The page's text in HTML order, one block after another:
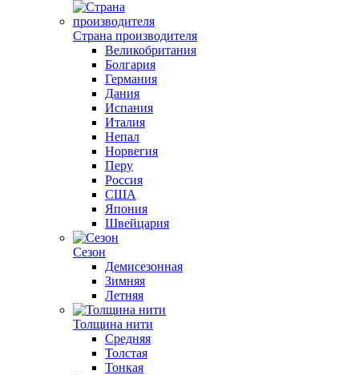
Страна производителя
Великобритания
Болгария
Германия
Дания
Испания
Италия
Непал
Норвегия
Перу
Россия
США
Япония
Швейцария
Сезон
Демисезонная
Зимняя
Летняя
Толщина нити
Средняя
Толстая
Тонкая